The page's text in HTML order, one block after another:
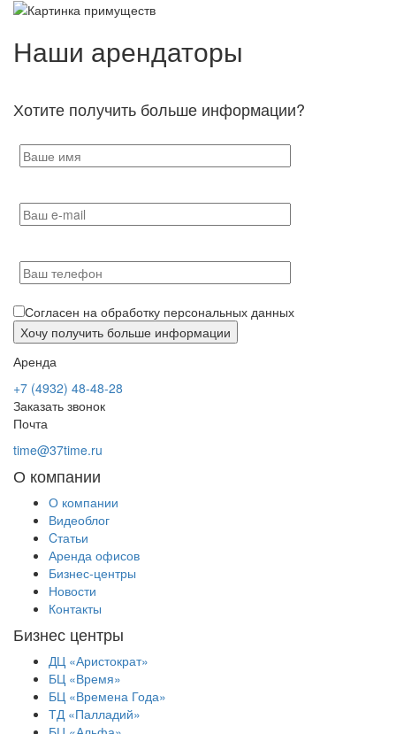
Наши арендаторы
Хотите получить больше информации?
Согласен на обработку персональных данных
Аренда
+7 (4932) 48-48-28
Заказать звонок
Почта
time@37time.ru
О компании
О компании
Видеоблог
Cтатьи
Аренда офисов
Бизнес-центры
Новости
Контакты
Бизнес центры
ДЦ «Аристократ»
БЦ «Время»
БЦ «Времена Года»
ТД «Палладий»